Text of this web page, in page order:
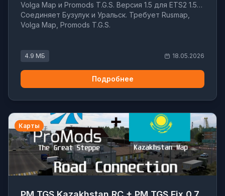
Volga Map и Promods T.G.S. Версия 1.5 для ETS2 1.59.
Соединяет Бузулук и Уральск. Требует Rusmap,
Volga Map, Promods T.G.S.
4.9 МБ 18.05.2026
Подробнее
Карты